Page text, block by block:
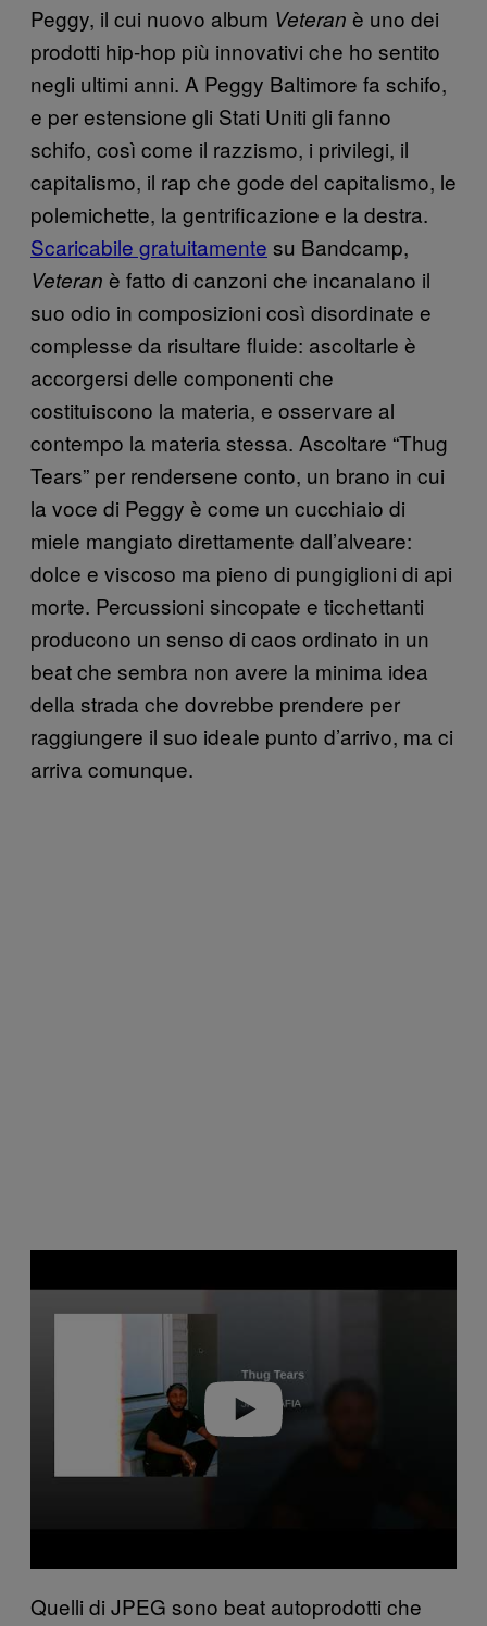
Peggy, il cui nuovo album Veteran è uno dei
prodotti hip-hop più innovativi che ho sentito
negli ultimi anni. A Peggy Baltimore fa schifo,
e per estensione gli Stati Uniti gli fanno
schifo, così come il razzismo, i privilegi, il
capitalismo, il rap che gode del capitalismo, le
polemichette, la gentrificazione e la destra.
Scaricabile gratuitamente su Bandcamp,
Veteran è fatto di canzoni che incanalano il
suo odio in composizioni così disordinate e
complesse da risultare fluide: ascoltarle è
accorgersi delle componenti che
costituiscono la materia, e osservare al
contempo la materia stessa. Ascoltare “Thug
Tears” per rendersene conto, un brano in cui
la voce di Peggy è come un cucchiaio di
miele mangiato direttamente dall’alveare:
dolce e viscoso ma pieno di pungiglioni di api
morte. Percussioni sincopate e ticchettanti
producono un senso di caos ordinato in un
beat che sembra non avere la minima idea
della strada che dovrebbe prendere per
raggiungere il suo ideale punto d’arrivo, ma ci
arriva comunque.
Play video
Quelli di JPEG sono beat autoprodotti che